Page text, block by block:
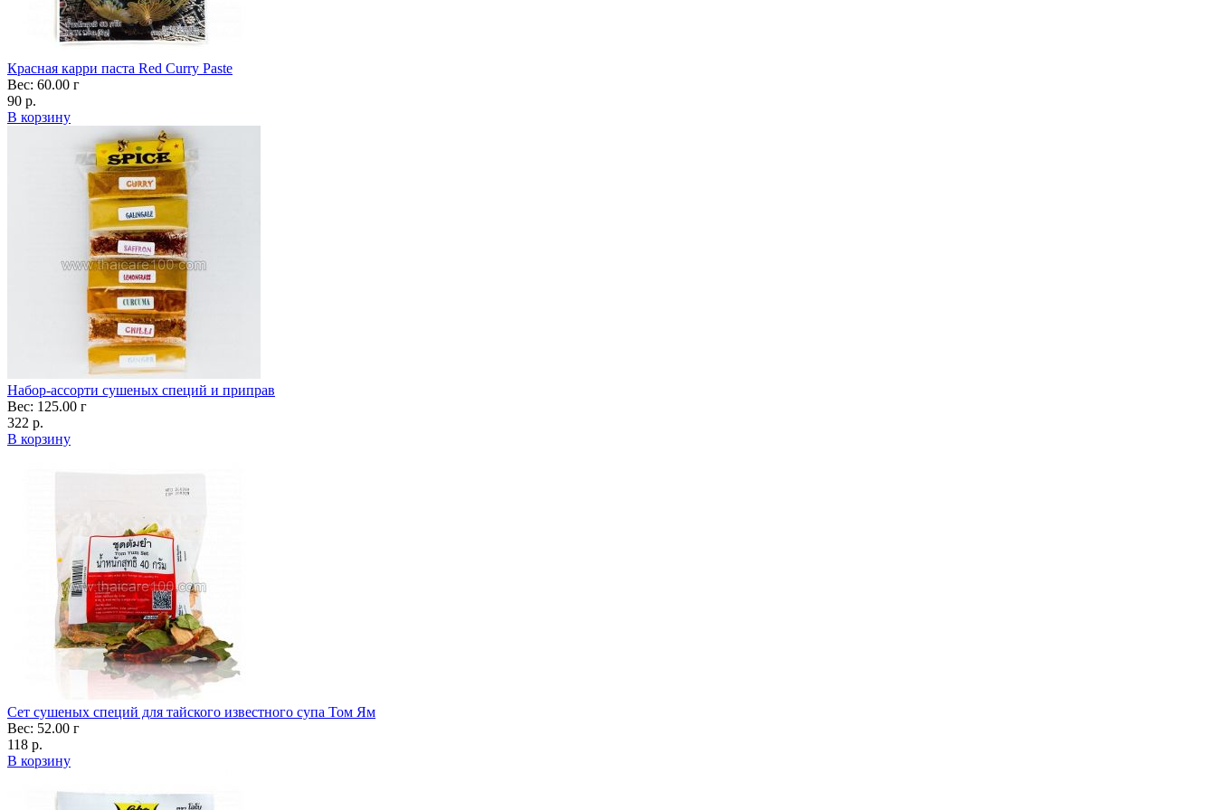
Красная карри паста Red Curry Paste
Вес: 60.00 г
90 р.
В корзину
Набор-ассорти сушеных специй и приправ
Вес: 125.00 г
322 р.
В корзину
Сет сушеных специй для тайского известного супа Том Ям
Вес: 52.00 г
118 р.
В корзину